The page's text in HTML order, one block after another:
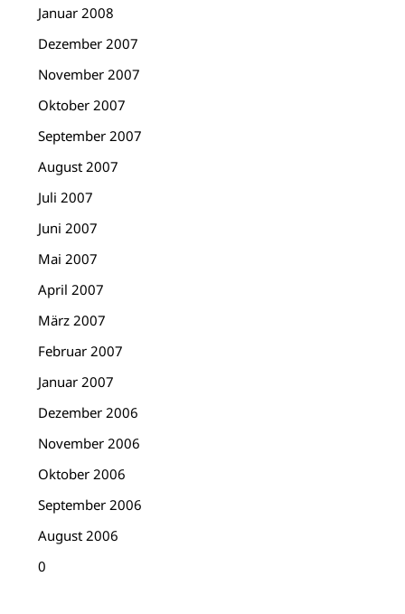
Januar 2008
Dezember 2007
November 2007
Oktober 2007
September 2007
August 2007
Juli 2007
Juni 2007
Mai 2007
April 2007
März 2007
Februar 2007
Januar 2007
Dezember 2006
November 2006
Oktober 2006
September 2006
August 2006
0